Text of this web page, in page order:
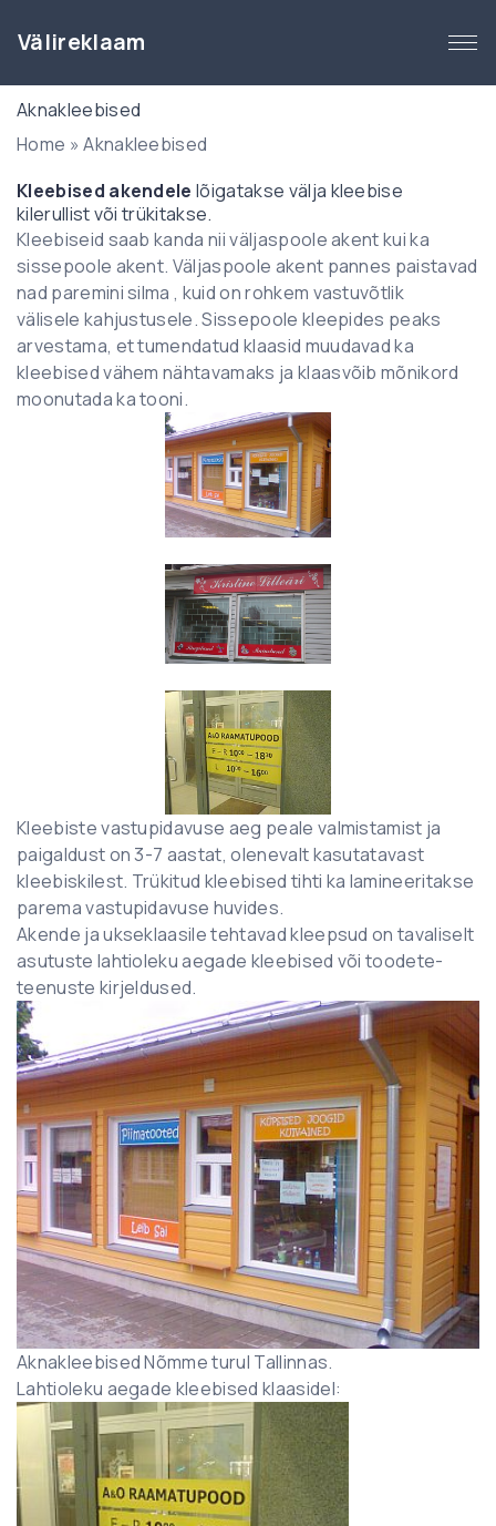
p
Välireklaam
Aknakleebised
Home »Aknakleebised
Kleebised akendele lõigatakse välja kleebise
kilerullist või trükitakse.
Kleebiseid saab kanda nii väljaspoole akent kui ka
sissepoole akent. Väljaspoole akent pannes paistavad
nad paremini silma , kuid on rohkem vastuvõtlik
välisele kahjustusele. Sissepoole kleepides peaks
arvestama, et tumendatud klaasid muudavad ka
kleebised vähem nähtavamaks ja klaasvõib mõnikord
moonutada ka tooni.
Kleebiste vastupidavuse aeg peale valmistamist ja
paigaldust on 3-7 aastat, olenevalt kasutatavast
kleebiskilest. Trükitud kleebised tihti ka lamineeritakse
parema vastupidavuse huvides.
Akende ja ukseklaasile tehtavad kleepsud on tavaliselt
asutuste lahtioleku aegade kleebised või toodete-
teenuste kirjeldused.
Aknakleebised Nõmme turul Tallinnas.
Lahtioleku aegade kleebised klaasidel: